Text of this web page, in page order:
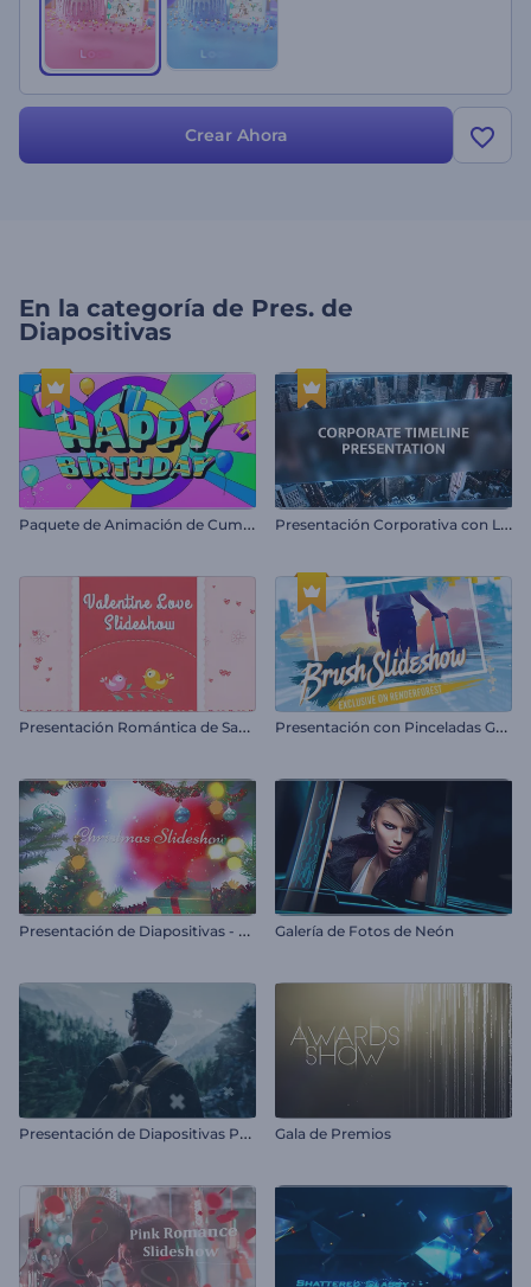
Crear Ahora
En la categoría de Pres. de
Diapositivas
P
aquete de Animación de Cumpleaños Colorido P
resentación Corporativa con Línea de Tiempo
P
resentación Romántica de San Valentín P
resentación con Pinceladas Grunge
P
resentación de Diapositivas - Navidad Galería de Fotos de Neón
P
resentación de Diapositivas Parallax Moderna Gala de Premios